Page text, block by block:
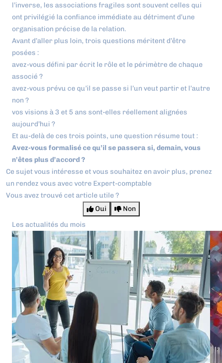
l’inverse, les associations fragiles sont souvent celles qui
ont privilégié la confiance immédiate au détriment d’une
organisation précise de la relation.
Avant d’aller plus loin, trois questions méritent d’être
posées :
avez-vous défini par écrit le rôle et le périmètre de chaque
associé ?
avez-vous prévu ce qu’il se passe si l’un veut partir et l’autre
non ?
vos visions à 3 et 5 ans sont-elles réellement alignées
aujourd’hui ?
Et au-delà de ces trois points, une question résume tout :
Avez-vous formalisé ce qu’il se passera si, demain, vous
n’êtes plus d’accord ?
Ce sujet vous intéresse et vous souhaitez en avoir plus, prenez
un rendez vous avec votre Expert-comptable
Vous avez trouvé cet article utile ?
Oui
Non
Les actualités du mois